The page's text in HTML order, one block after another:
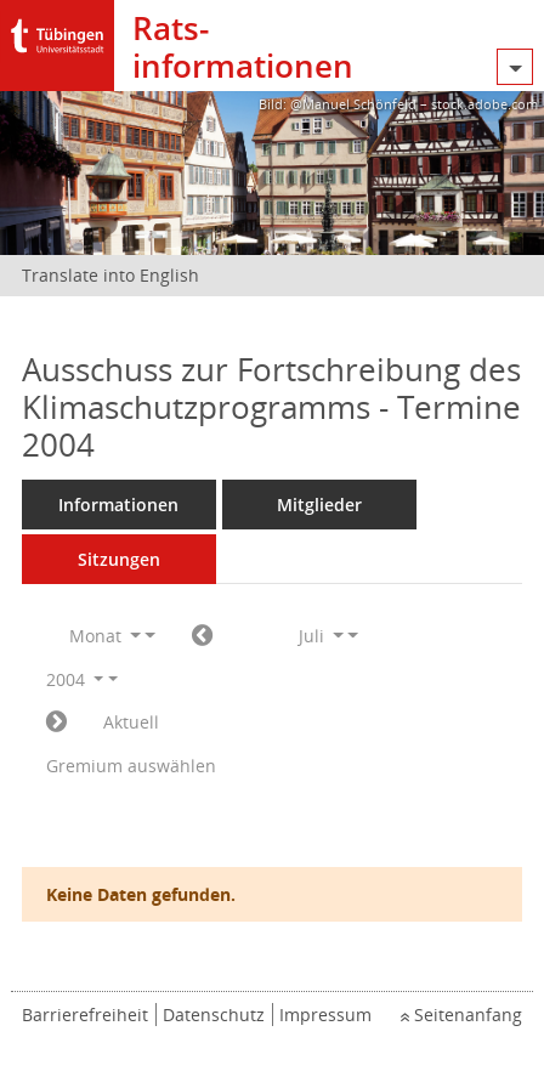
Rats­
informationen
Bild: @Manuel Schönfeld – stock.adobe.com
Translate into English
Ausschuss zur Fortschreibung des
Klimaschutzprogramms - Termine
2004
Informationen Mitglieder
Sitzungen
Monat
Juli
2004
Aktuell
Gremium auswählen
Keine Daten gefunden.
Barrierefreiheit Datenschutz Impressum Seitenanfang